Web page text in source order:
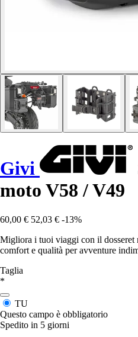
Givi
moto V58 / V49
60,00 € 52,03 € -13%
Migliora i tuoi viaggi con il
comfort e qualità per avventure
Taglia
*
TU
Questo campo è obbligatorio
Spedito in 5 giorni